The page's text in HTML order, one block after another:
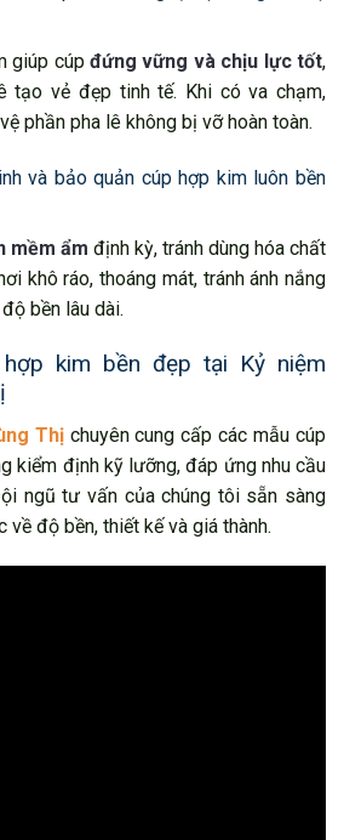
giúp cúp đứng vững và chịu lực tốt,
tạo vẻ đẹp tinh tế. Khi có va chạm,
phần pha lê không bị vỡ hoàn toàn.
và bảo quản cúp hợp kim luôn bền
mềm ẩm định kỳ, tránh dùng hóa chất
khô ráo, thoáng mát, tránh ánh nắng
bền lâu dài.
kim bền đẹp tại Kỷ niệm
Thịchuyên cung cấp các mẫu cúp
kiểm định kỹ lưỡng, đáp ứng nhu cầu
ngũ tư vấn của chúng tôi sẵn sàng
độ bền, thiết kế và giá thành.